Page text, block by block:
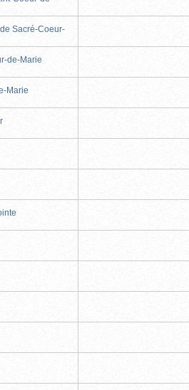
Sacré-Coeur-
de-Marie
Marie